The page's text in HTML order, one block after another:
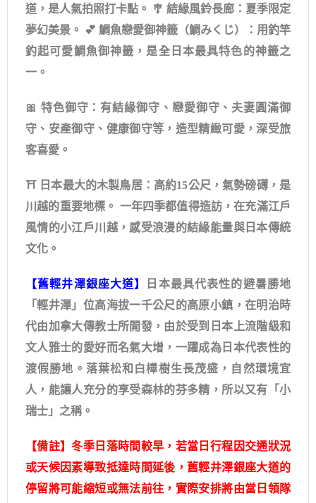
道，是人氣拍照打卡點。 🎐 結緣風鈴長廊：夏季限定
夢幻美景。 💕 鯛魚戀愛御神籤（鯛みくじ）：用釣竿
釣起可愛鯛魚御神籤，是全日本最具特色的神籤之
一。
🎀 特色御守：有結緣御守、戀愛御守、夫妻圓滿御
守、安產御守、健康御守等，造型精緻可愛，深受旅
客喜愛。
⛩️ 日本最大的木製鳥居：高約15公尺，氣勢磅礡，是
川越的重要地標。 一年四季都值得造訪，在充滿江戶
風情的小江戶川越，感受浪漫的結緣能量與日本傳統
文化。
【舊輕井澤銀座大道】
日本最具代表性的避暑勝地
「輕井澤」位高海拔一千公尺的高原小鎮，在明治時
代由加拿大傳教士所開發，由於受到日本上流階級和
文人雅士的愛好而名氣大增，一躍成為日本代表性的
渡假勝地。落葉松和白樺樹生長茂盛，自然環境宜
人，能讓人充分的享受森林的芬多精，所以又有「小
瑞士」之稱。
【備註】冬季日落時間較早，若當日行程因交通狀況
或天候因素導致抵達時間延後，舊輕井澤銀座大道的
停留將可能縮短或無法前往，實際安排將由當日領隊